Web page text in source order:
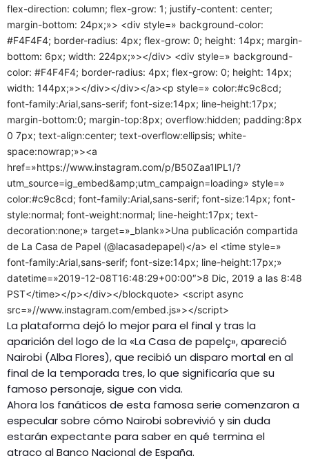
flex-direction: column; flex-grow: 1; justify-content: center;
margin-bottom: 24px;»> <div style=» background-color:
#F4F4F4; border-radius: 4px; flex-grow: 0; height: 14px; margin-
bottom: 6px; width: 224px;»></div> <div style=» background-
color: #F4F4F4; border-radius: 4px; flex-grow: 0; height: 14px;
width: 144px;»></div></div></a><p style=» color:#c9c8cd;
font-family:Arial,sans-serif; font-size:14px; line-height:17px;
margin-bottom:0; margin-top:8px; overflow:hidden; padding:8px
0 7px; text-align:center; text-overflow:ellipsis; white-
space:nowrap;»><a
href=»https://www.instagram.com/p/B50Zaa1lPL1/?
utm_source=ig_embed&amp;utm_campaign=loading» style=»
color:#c9c8cd; font-family:Arial,sans-serif; font-size:14px; font-
style:normal; font-weight:normal; line-height:17px; text-
decoration:none;» target=»_blank»>Una publicación compartida
de La Casa de Papel (@lacasadepapel)</a> el <time style=»
font-family:Arial,sans-serif; font-size:14px; line-height:17px;»
datetime=»2019-12-08T16:48:29+00:00″>8 Dic, 2019 a las 8:48
PST</time></p></div></blockquote> <script async
src=»//www.instagram.com/embed.js»></script>
La plataforma dejó lo mejor para el final y tras la
aparición del logo de la «La Casa de papelç», apareció
Nairobi (Alba Flores), que recibió un disparo mortal en al
final de la temporada tres, lo que significaría que su
famoso personaje, sigue con vida.
Ahora los fanáticos de esta famosa serie comenzaron a
especular sobre cómo Nairobi sobrevivió y sin duda
estarán expectante para saber en qué termina el
atraco al Banco Nacional de España.